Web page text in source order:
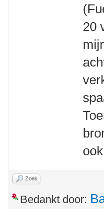
20
Zoek
Bedankt door: